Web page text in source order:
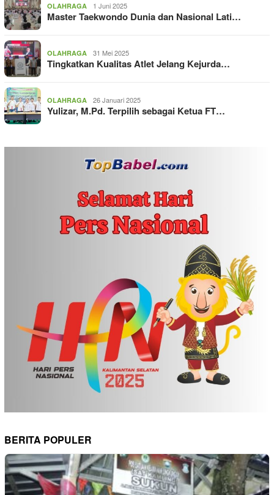
OLAHRAGA 1 Juni 2025
Master Taekwondo Dunia dan Nasional Lati…
OLAHRAGA 31 Mei 2025
Tingkatkan Kualitas Atlet Jelang Kejurda…
OLAHRAGA 26 Januari 2025
Yulizar, M.Pd. Terpilih sebagai Ketua FT…
BERITA POPULER